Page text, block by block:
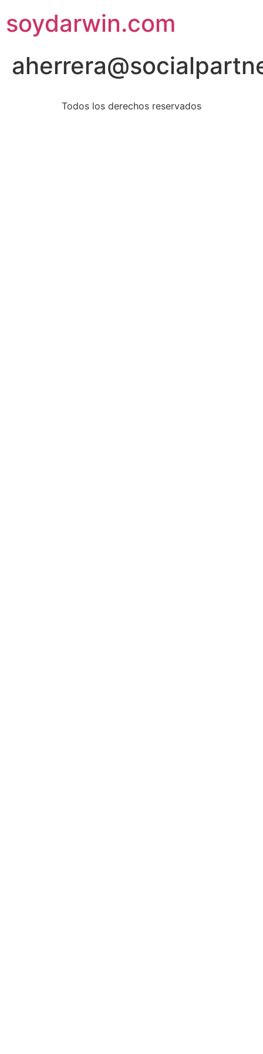
soydarwin.com
Todos los derechos reservados